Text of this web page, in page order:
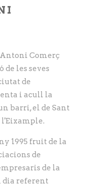
Comerç
de les seves
de
i acull la
barri, el de Sant
1995 fruit de la
de
de la
dia referent